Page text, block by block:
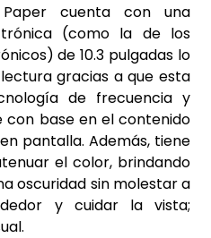
Paper cuenta con una
(como la de los
de 10.3 pulgadas lo
gracias a que esta
de frecuencia y
con base en el contenido
pantalla. Además, tiene
el color, brindando
oscuridad sin molestar a
y cuidar la vista;